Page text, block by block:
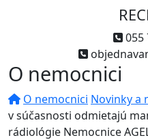
055
O nemocnici
O nemocnici Novinky a
v súčasnosti odmietajú
rádiológie Nemocnice